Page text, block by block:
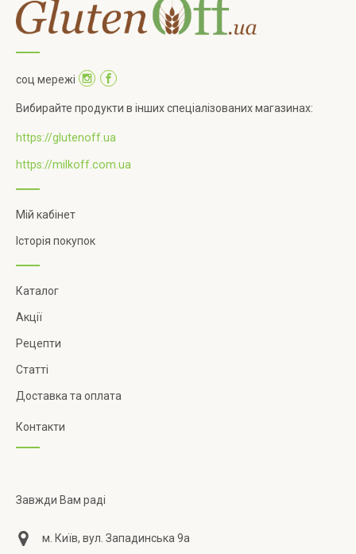
соц мережі
Вибирайте продукти в інших спеціалізованих магазинах:
https://glutenoff.ua
https://milkoff.com.ua
Мій кабінет
Історія покупок
Каталог
Акції
Рецепти
Статті
Доставка та оплата
Контакти
Завжди Вам раді
м. Київ, вул. Западинська 9а